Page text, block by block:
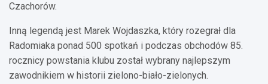
Czachorów.
Inną legendą jest Marek Wojdaszka, który rozegrał dla
Radomiaka ponad 500 spotkań i podczas obchodów 85.
rocznicy powstania klubu został wybrany najlepszym
zawodnikiem w historii zielono-biało-zielonych.